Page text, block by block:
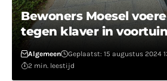
Bewoners Moesel
tegen klaver in
Algemeen Geplaatst: 15 augustus 2024
2 min. leestijd